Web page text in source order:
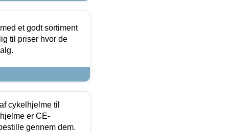
et godt sortiment
til priser hvor de
cykelhjelme til
er CE-
gennem dem.